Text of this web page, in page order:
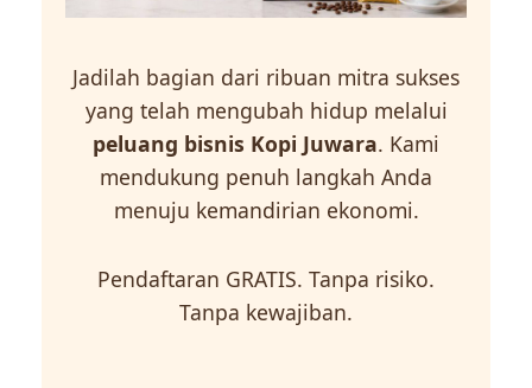
Jadilah bagian dari ribuan mitra sukses
yang telah mengubah hidup melalui
peluang bisnis Kopi Juwara. Kami
mendukung penuh langkah Anda
menuju kemandirian ekonomi.
Pendaftaran GRATIS. Tanpa risiko.
Tanpa kewajiban.